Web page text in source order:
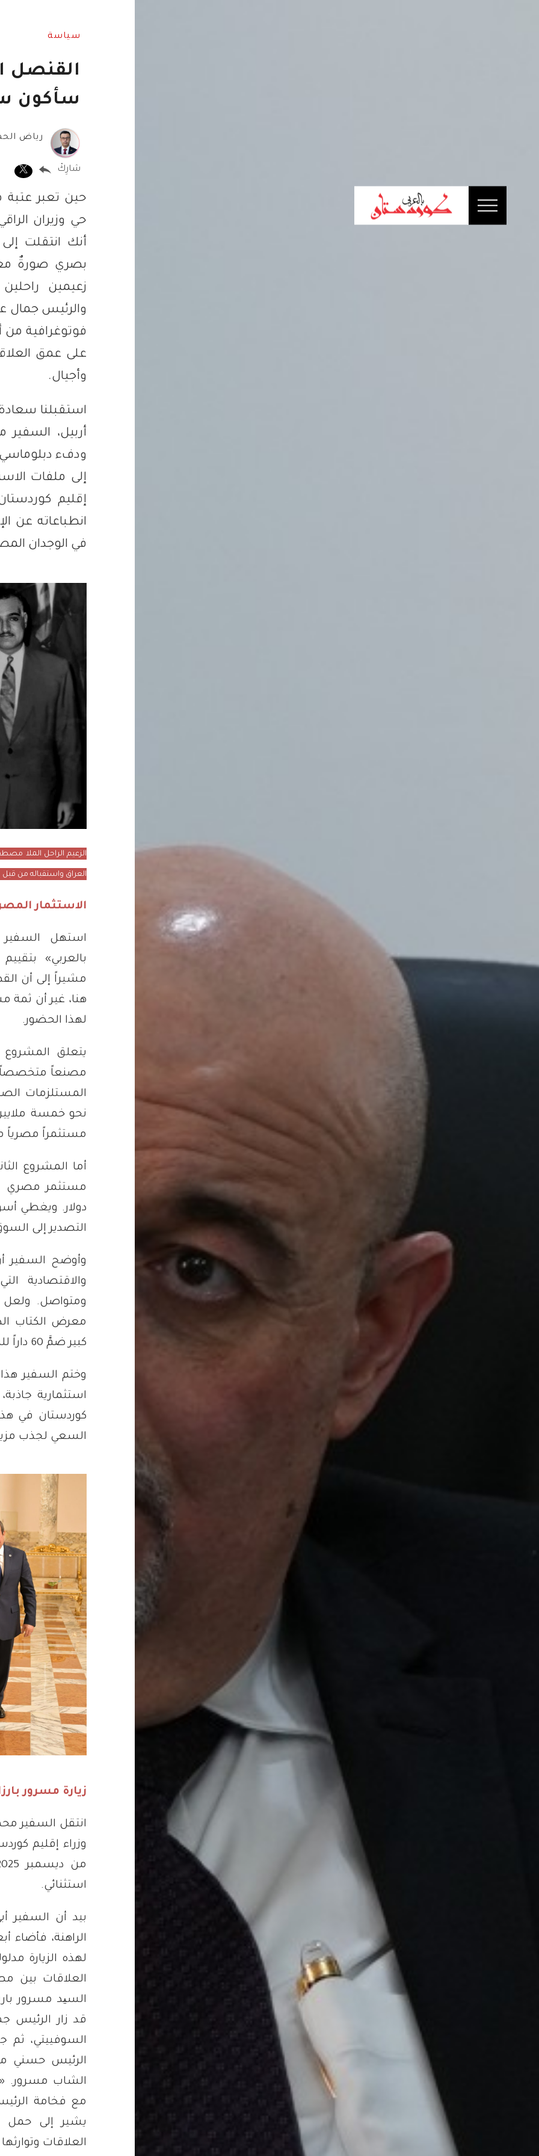
سياسة
القنصل
سأكون
رياض
شارِكْ
حين تعبر عتبة
حي وزيران
أنك انتقلت
بصري صورةٌ
زعيمين
والرئيس جمال
فوتوغرافية من
على عمق
وأجيال.
استقبلنا
أربيل،
ودفء دبلوماسي
إلى ملفات
إقليم
انطباعاته عن
في الوجدان
الزعيم الراحل الملا
العراق واستقباله من
الاستثمار
استهل
بالعربي»
مشيراً إلى أن
هنا، غير أن ثمة
لهذا الحضور.
يتعلق المشروع
مصنعاً متخصصاً
المستلزمات
نحو خمسة
مستثمراً مصرياً
أما المشروع
مستثمر مصري
دولار. ويغطي
التصدير إلى
وأوضح السفير
والاقتصادية
ومتواصل. ولعل
معرض الكتاب
كبير ضمَّ 60 داراً للنشر.
وختم السفير هذا
استثمارية
كوردستان في
السعي لجذب
زيارة مسرور
انتقل السفير
وزراء إقليم
استثنائي.
بيد أن السفير
الراهنة، فأضاء
لهذه الزيارة
العلاقات بين
السید مسرور
قد زار الرئيس
السوفييتي، ثم
الرئيس حسني
الشاب مسرور.
مع فخامة
يشير إلى حمل
العلاقات
إقتصاد